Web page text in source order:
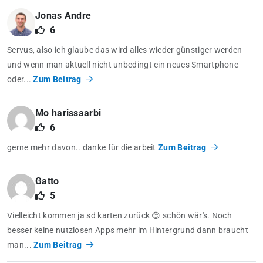
Jonas Andre
6
Servus, also ich glaube das wird alles wieder günstiger werden
und wenn man aktuell nicht unbedingt ein neues Smartphone
oder...Zum Beitrag
Mo harissaarbi
6
gerne mehr davon.. danke für die arbeit Zum Beitrag
Gatto
5
Vielleicht kommen ja sd karten zurück 😊 schön wär's. Noch
besser keine nutzlosen Apps mehr im Hintergrund dann braucht
man...Zum Beitrag